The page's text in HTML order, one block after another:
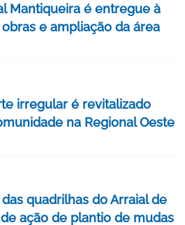
Mantiqueira é entregue à
e ampliação da área
irregular é revitalizado
na Regional Oeste
quadrilhas do Arraial de
ação de plantio de mudas